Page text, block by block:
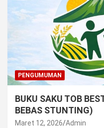
PENGUMUMAN
BUKU SAKU TOB
BEBAS STUNTING)
Maret 12, 2026 Admin